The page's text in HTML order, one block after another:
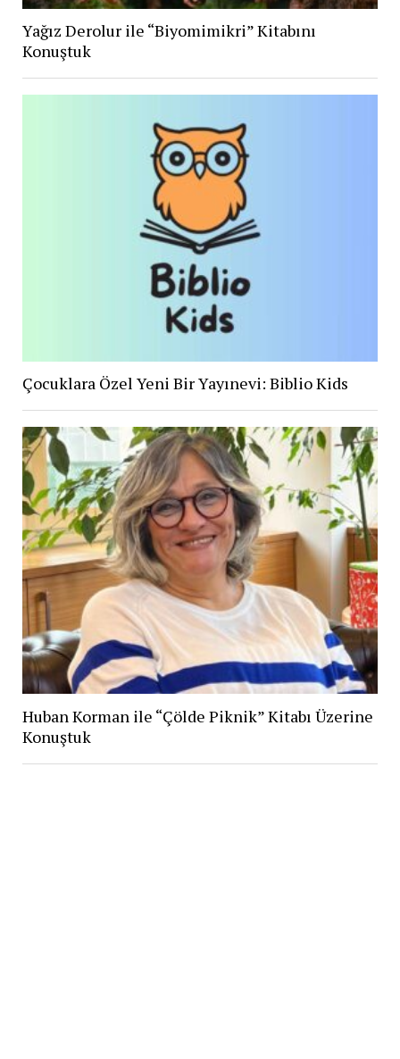
Yağız Derolur ile “Biyomimikri” Kitabını
Konuştuk
Çocuklara Özel Yeni Bir Yayınevi: Biblio Kids
Huban Korman ile “Çölde Piknik” Kitabı Üzerine
Konuştuk